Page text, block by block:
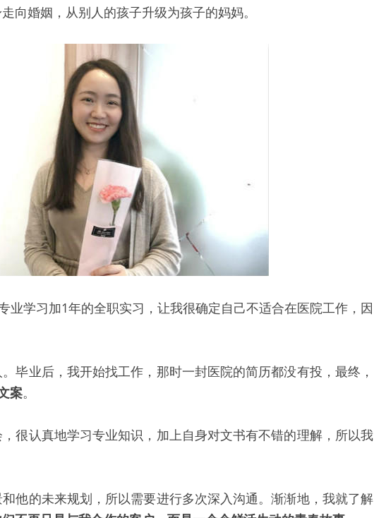
向婚姻，从别人的孩子升级为孩子的妈妈。
业学习加1年的全职实习，让我很确定自己不适合在医院工作，因
毕业后，我开始找工作，那时一封医院的简历都没有投，最终，
案。
很认真地学习专业知识，加上自身对文书有不错的理解，所以我
他的未来规划，所以需要进行多次深入沟通。渐渐地，我就了解